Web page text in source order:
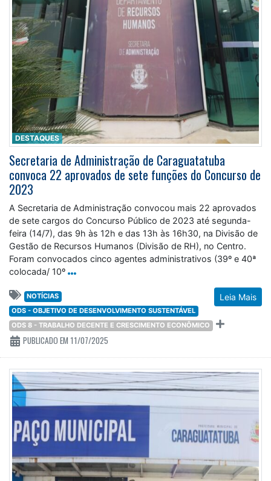
DESTAQUES
Secretaria de Administração de Caraguatatuba
convoca 22 aprovados de sete funções do Concurso de
2023
A Secretaria de Administração convocou mais 22 aprovados
de sete cargos do Concurso Público de 2023 até segunda-
feira (14/7), das 9h às 12h e das 13h às 16h30, na Divisão de
Gestão de Recursos Humanos (Divisão de RH), no Centro.
Foram convocados cinco agentes administrativos (39º e 40ª
colocada/ 10º
Leia Mais
NOTÍCIAS
ODS - OBJETIVO DE DESENVOLVIMENTO SUSTENTÁVEL
ODS 8 - TRABALHO DECENTE E CRESCIMENTO ECONÔMICO
PUBLICADO EM 11/07/2025